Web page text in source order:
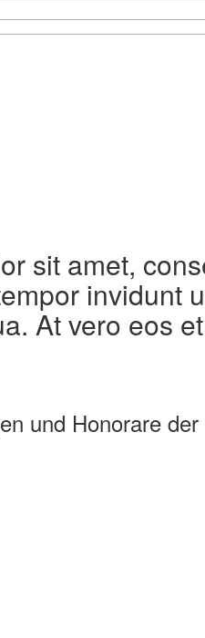
sit amet,
invidunt
At vero eos
und Honorare